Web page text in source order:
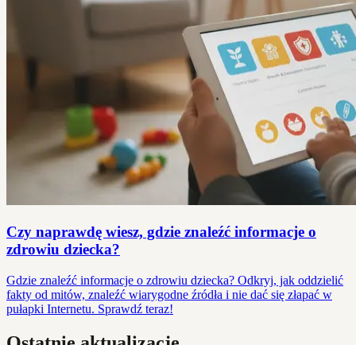
Czy naprawdę wiesz, gdzie znaleźć informacje o
zdrowiu dziecka?
Gdzie znaleźć informacje o zdrowiu dziecka? Odkryj, jak oddzielić
fakty od mitów, znaleźć wiarygodne źródła i nie dać się złapać w
pułapki Internetu. Sprawdź teraz!